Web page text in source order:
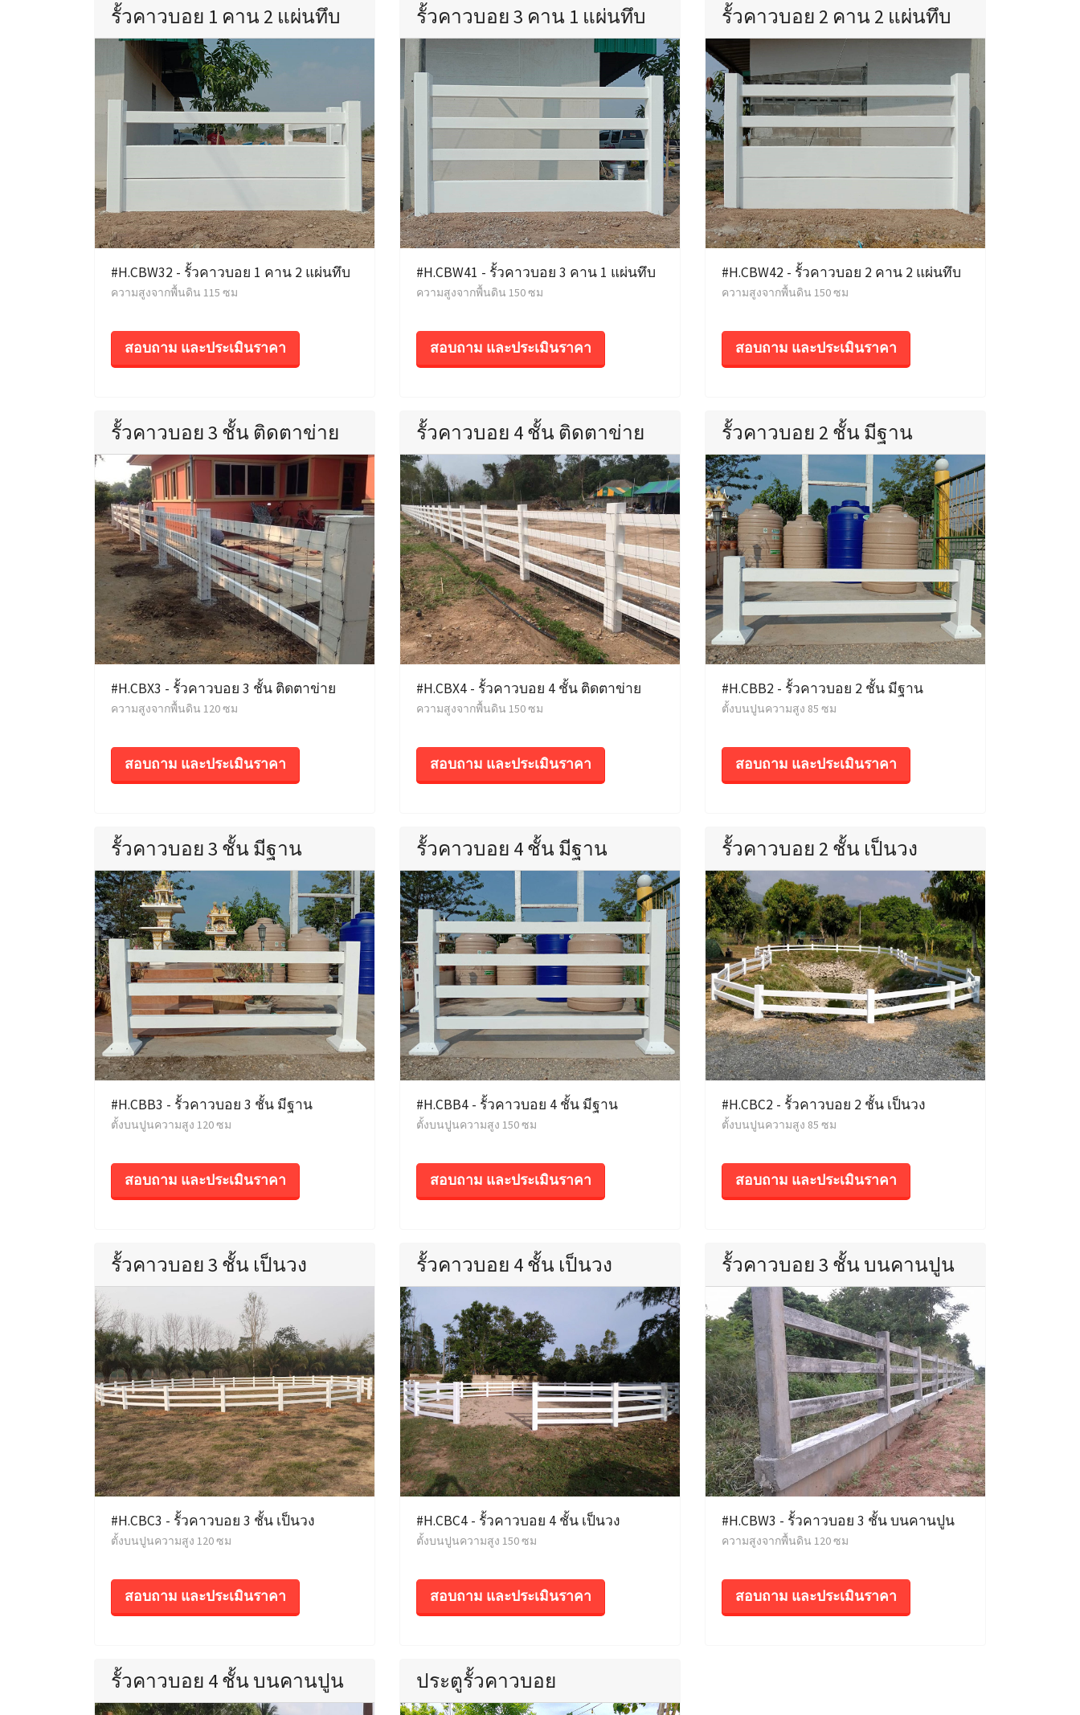
รั้วคาวบอย 1 คาน 2 แผ่นทึบ
#H.CBW32 - รั้วคาวบอย 1 คาน 2 แผ่นทึบ
ความสูงจากพื้นดิน 115 ซม
สอบถาม และประเมินราคา
รั้วคาวบอย 3 คาน 1 แผ่นทึบ
#H.CBW41 - รั้วคาวบอย 3 คาน 1 แผ่นทึบ
ความสูงจากพื้นดิน 150 ซม
สอบถาม และประเมินราคา
รั้วคาวบอย 2 คาน 2 แผ่นทึบ
#H.CBW42 - รั้วคาวบอย 2 คาน 2 แผ่นทึบ
ความสูงจากพื้นดิน 150 ซม
สอบถาม และประเมินราคา
รั้วคาวบอย 3 ชั้น ติดตาข่าย
#H.CBX3 - รั้วคาวบอย 3 ชั้น ติดตาข่าย
ความสูงจากพื้นดิน 120 ซม
สอบถาม และประเมินราคา
รั้วคาวบอย 4 ชั้น ติดตาข่าย
#H.CBX4 - รั้วคาวบอย 4 ชั้น ติดตาข่าย
ความสูงจากพื้นดิน 150 ซม
สอบถาม และประเมินราคา
รั้วคาวบอย 2 ชั้น มีฐาน
#H.CBB2 - รั้วคาวบอย 2 ชั้น มีฐาน
ตั้งบนปูนความสูง 85 ซม
สอบถาม และประเมินราคา
รั้วคาวบอย 3 ชั้น มีฐาน
#H.CBB3 - รั้วคาวบอย 3 ชั้น มีฐาน
ตั้งบนปูนความสูง 120 ซม
สอบถาม และประเมินราคา
รั้วคาวบอย 4 ชั้น มีฐาน
#H.CBB4 - รั้วคาวบอย 4 ชั้น มีฐาน
ตั้งบนปูนความสูง 150 ซม
สอบถาม และประเมินราคา
รั้วคาวบอย 2 ชั้น เป็นวง
#H.CBC2 - รั้วคาวบอย 2 ชั้น เป็นวง
ตั้งบนปูนความสูง 85 ซม
สอบถาม และประเมินราคา
รั้วคาวบอย 3 ชั้น เป็นวง
#H.CBC3 - รั้วคาวบอย 3 ชั้น เป็นวง
ตั้งบนปูนความสูง 120 ซม
สอบถาม และประเมินราคา
รั้วคาวบอย 4 ชั้น เป็นวง
#H.CBC4 - รั้วคาวบอย 4 ชั้น เป็นวง
ตั้งบนปูนความสูง 150 ซม
สอบถาม และประเมินราคา
รั้วคาวบอย 3 ชั้น บนคานปูน
#H.CBW3 - รั้วคาวบอย 3 ชั้น บนคานปูน
ความสูงจากพื้นดิน 120 ซม
สอบถาม และประเมินราคา
รั้วคาวบอย 4 ชั้น บนคานปูน ประตูรั้วคาวบอย